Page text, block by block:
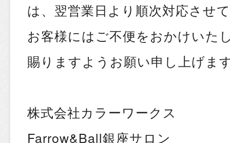
は、翌営業日より順次対応させ
お客様にはご不便をおかけいた
賜りますようお願い申し上げま
株式会社カラーワークス
Farrow&Ball銀座サロン